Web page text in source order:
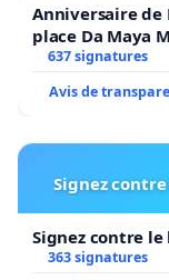
Anniversaire de
place Da Maya M
637 signatures
Avis de
Signez
Signez contre
363 signatures